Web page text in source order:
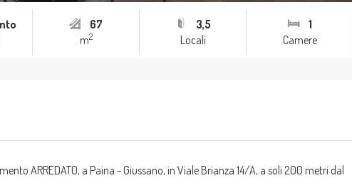
67
m2
3,5
Locali
1
Camere
ARREDATO, a Paina - Giussano, in Viale Brianza 14/A, a soli 200 metri dal